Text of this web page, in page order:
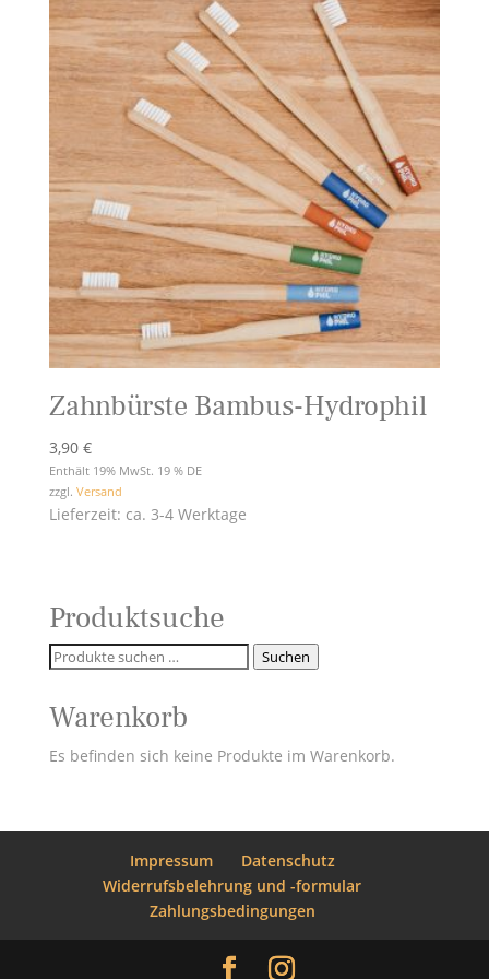
Zahnbürste Bambus-Hydrophil
3,90 €
Enthält 19% MwSt. 19 % DE
zzgl. Versand
Lieferzeit: ca. 3-4 Werktage
Produktsuche
Suchen
Suchen
Warenkorb
Es befinden sich keine Produkte im Warenkorb.
Impressum
Datenschutz
Widerrufsbelehrung und -formular
Zahlungsbedingungen